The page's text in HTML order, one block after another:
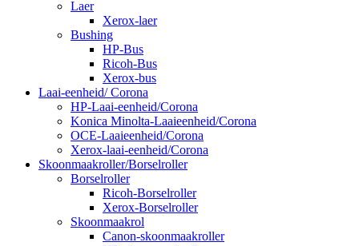
Laer
Xerox-laer
Bushing
HP-Bus
Ricoh-Bus
Xerox-bus
Laai-eenheid/ Corona
HP-Laai-eenheid/Corona
Konica Minolta-Laaieenheid/Corona
OCE-Laaieenheid/Corona
Xerox-laai-eenheid/Corona
Skoonmaakroller/Borselroller
Borselroller
Ricoh-Borselroller
Xerox-Borselroller
Skoonmaakrol
Canon-skoonmaakroller